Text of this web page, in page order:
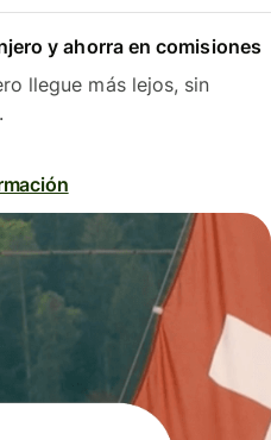
y ahorra en comisiones
llegue más lejos, sin